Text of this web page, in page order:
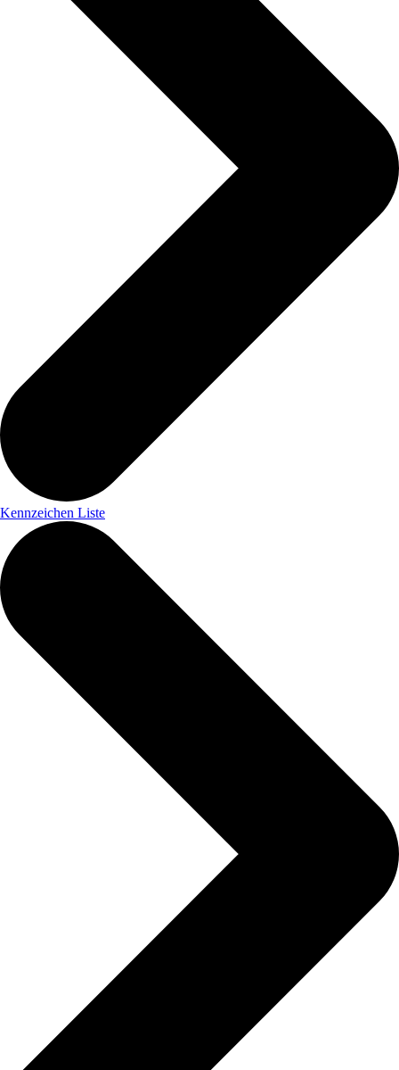
Kennzeichen Liste